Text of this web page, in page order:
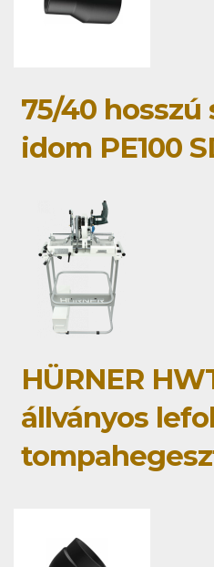
75/40 hosszú
idom PE100
HÜRNER
állványos